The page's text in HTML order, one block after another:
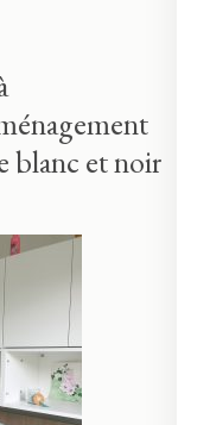
blanc et noir